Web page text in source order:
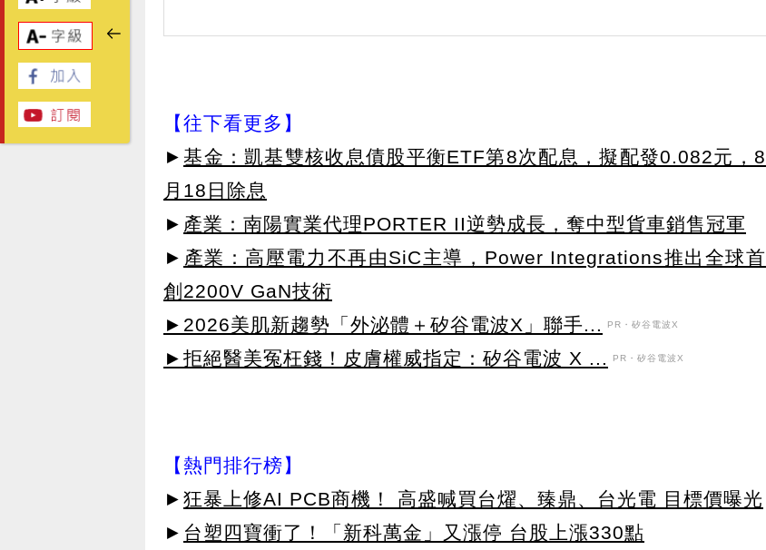
【往下看更多】
► 基金：凱基雙核收息債股平衡ETF第8次配息，擬配發0.082元，8
月18日除息
► 產業：南陽實業代理PORTER II逆勢成長，奪中型貨車銷售冠軍
► 產業：高壓電力不再由SiC主導，Power Integrations推出全球首
創2200V GaN技術
►2026美肌新趨勢「外泌體＋矽谷電波X」聯手...
PR・矽谷電波X
►拒絕醫美冤枉錢！皮膚權威指定：矽谷電波 X ... PR・矽谷電波X
【熱門排行榜】
► 狂暴上修AI PCB商機！ 高盛喊買台燿、臻鼎、台光電 目標價曝光
► 台塑四寶衝了！「新科萬金」又漲停 台股上漲330點